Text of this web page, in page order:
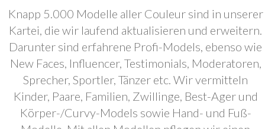
Knapp 5.000 Modelle aller Couleur sind in unserer
Kartei, die wir laufend aktualisieren und erweitern.
Darunter sind erfahrene Profi-Models, ebenso wie
New Faces, Influencer, Testimonials, Moderatoren,
Sprecher, Sportler, Tänzer etc. Wir vermitteln
Kinder, Paare, Familien, Zwillinge, Best-Ager und
Körper-/Curvy-Models sowie Hand- und Fuß-